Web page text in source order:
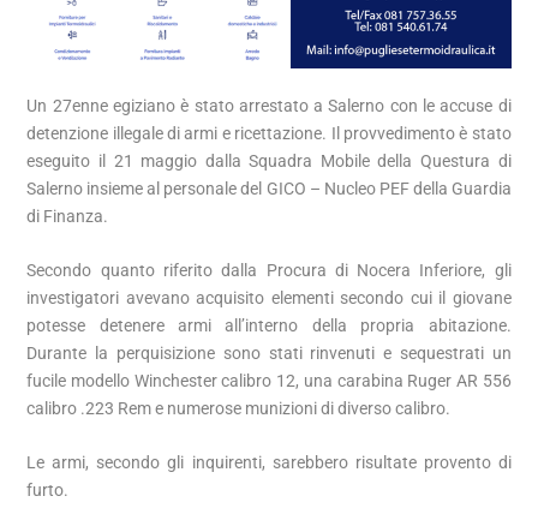
Un 27enne egiziano è stato arrestato a Salerno con le accuse di
detenzione illegale di armi e ricettazione. Il provvedimento è stato
eseguito il 21 maggio dalla Squadra Mobile della Questura di
Salerno insieme al personale del GICO – Nucleo PEF della Guardia
di Finanza.
Secondo quanto riferito dalla Procura di Nocera Inferiore, gli
investigatori avevano acquisito elementi secondo cui il giovane
potesse detenere armi all’interno della propria abitazione.
Durante la perquisizione sono stati rinvenuti e sequestrati un
fucile modello Winchester calibro 12, una carabina Ruger AR 556
calibro .223 Rem e numerose munizioni di diverso calibro.
Le armi, secondo gli inquirenti, sarebbero risultate provento di
furto.